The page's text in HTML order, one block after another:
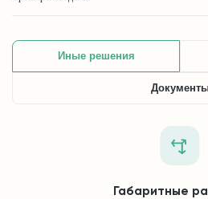
Иные решения
Габаритные